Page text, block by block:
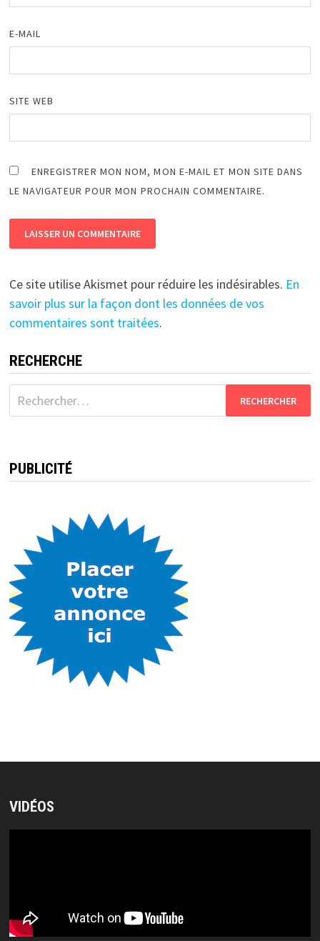
E-MAIL
SITE WEB
ENREGISTRER MON NOM, MON E-MAIL ET MON SITE DANS
LE NAVIGATEUR POUR MON PROCHAIN COMMENTAIRE.
Ce site utilise Akismet pour réduire les indésirables. En
savoir plus sur la façon dont les données de vos
commentaires sont traitées.
RECHERCHE
Rechercher :
PUBLICITÉ
VIDÉOS